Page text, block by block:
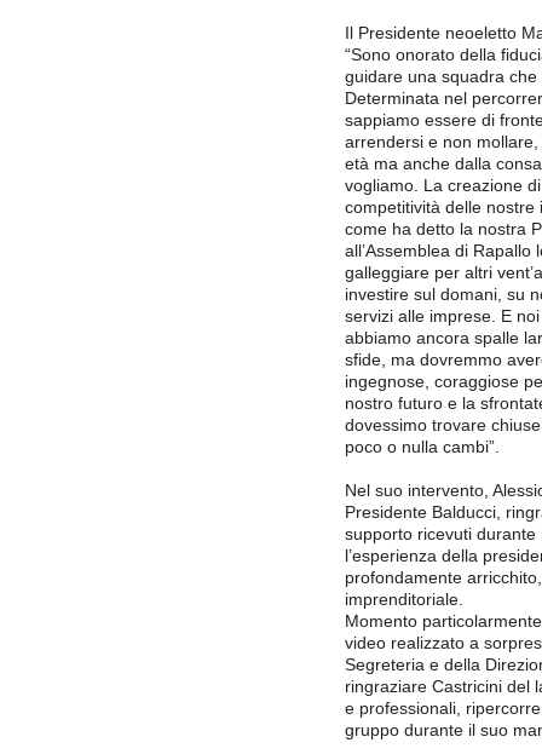
Il Presidente neoeletto
“Sono onorato della
guidare una squadra
Determinata nel
sappiamo essere di
arrendersi e non
età ma anche dalla
vogliamo. La creazione
competitività delle
come ha detto la nostra
all’Assemblea di Rapallo
galleggiare per altri
investire sul domani, su
servizi alle imprese. E
abbiamo ancora spalle
sfide, ma dovremmo
ingegnose, coraggiose
nostro futuro e la
dovessimo trovare
poco o nulla cambi”.
Nel suo intervento,
Presidente Balducci,
supporto ricevuti
l’esperienza della
profondamente
imprenditoriale.
Momento
video realizzato a
Segreteria e della
ringraziare Castricini del
e professionali,
gruppo durante il suo